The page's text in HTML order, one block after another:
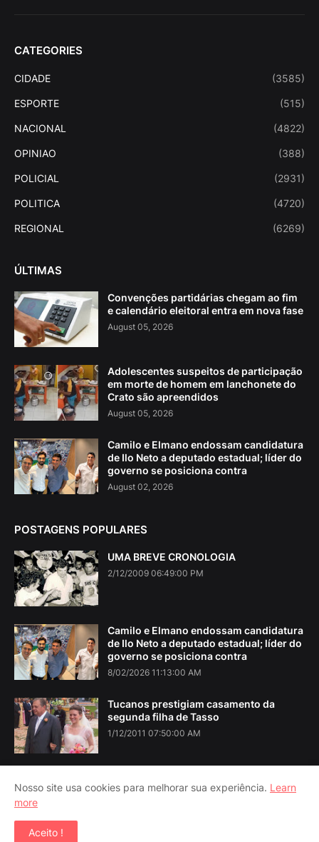
CATEGORIES
CIDADE (3585)
ESPORTE (515)
NACIONAL (4822)
OPINIAO (388)
POLICIAL (2931)
POLITICA (4720)
REGIONAL (6269)
ÚLTIMAS
Convenções partidárias chegam ao fim
e calendário eleitoral entra em nova fase
August 05, 2026
Adolescentes suspeitos de participação
em morte de homem em lanchonete do
Crato são apreendidos
August 05, 2026
Camilo e Elmano endossam candidatura
de Ilo Neto a deputado estadual; líder do
governo se posiciona contra
August 02, 2026
POSTAGENS POPULARES
UMA BREVE CRONOLOGIA
2/12/2009 06:49:00 PM
Camilo e Elmano endossam candidatura
de Ilo Neto a deputado estadual; líder do
governo se posiciona contra
8/02/2026 11:13:00 AM
Tucanos prestigiam casamento da
segunda filha de Tasso
1/12/2011 07:50:00 AM
Nosso site usa cookies para melhorar sua experiência. Learn
more
Aceito !